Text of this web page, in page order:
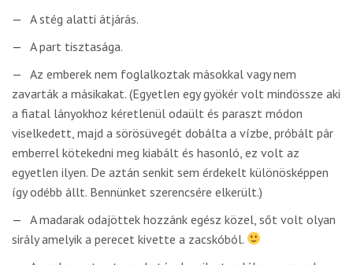
A stég alatti átjárás.
A part tisztasága.
Az emberek nem foglalkoztak másokkal vagy nem
zavarták a másikakat. (Egyetlen egy gyökér volt mindössze aki
a fiatal lányokhoz kéretlenül odaült és paraszt módon
viselkedett, majd a sörösüvegét dobálta a vízbe, próbált pár
emberrel kötekedni meg kiabált és hasonló, ez volt az
egyetlen ilyen. De aztán senkit sem érdekelt különösképpen
így odébb állt. Bennünket szerencsére elkerült.)
A madarak odajöttek hozzánk egész közel, sőt volt olyan
sirály amelyik a perecet kivette a zacskóból.